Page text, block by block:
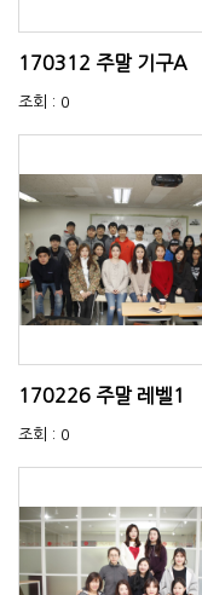
170312 주말 기구A
조회 : 0
170226 주말 레벨1
조회 : 0